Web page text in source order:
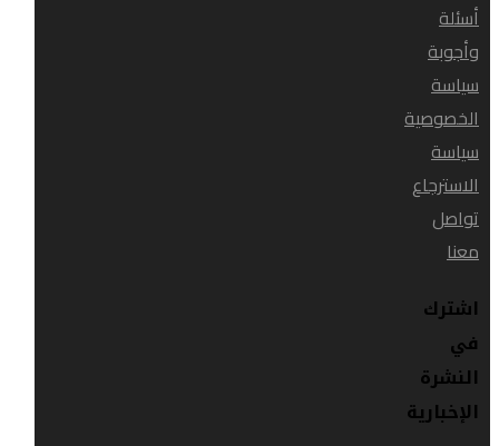
أسئلة
وأجوبة
سياسة
الخصوصية
سياسة
الاسترجاع
تواصل
معنا
اشترك
في
النشرة
الإخبارية